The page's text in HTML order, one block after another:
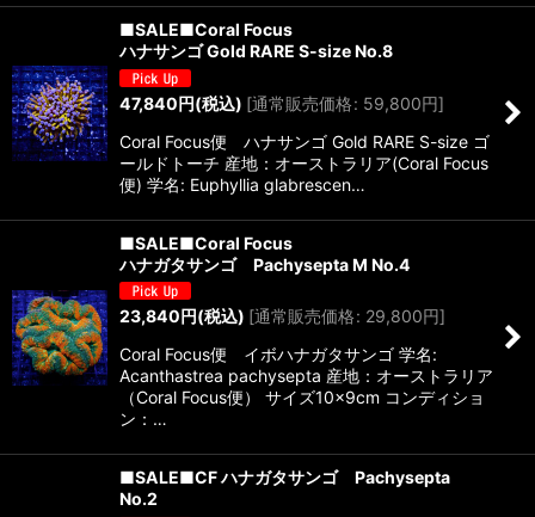
■SALE■Coral Focus
ハナサンゴ Gold RARE S-size No.8
47,840円(税込) [通常販売価格: 59,800円]
Coral Focus便 ハナサンゴ Gold RARE S-size ゴ
ールドトーチ 産地：オーストラリア(Coral Focus
便) 学名: Euphyllia glabrescen…
■SALE■Coral Focus
ハナガタサンゴ Pachysepta M No.4
23,840円(税込) [通常販売価格: 29,800円]
Coral Focus便 イボハナガタサンゴ 学名:
Acanthastrea pachysepta 産地：オーストラリア
（Coral Focus便） サイズ10×9cm コンディショ
ン：…
■SALE■CF ハナガタサンゴ Pachysepta
No.2